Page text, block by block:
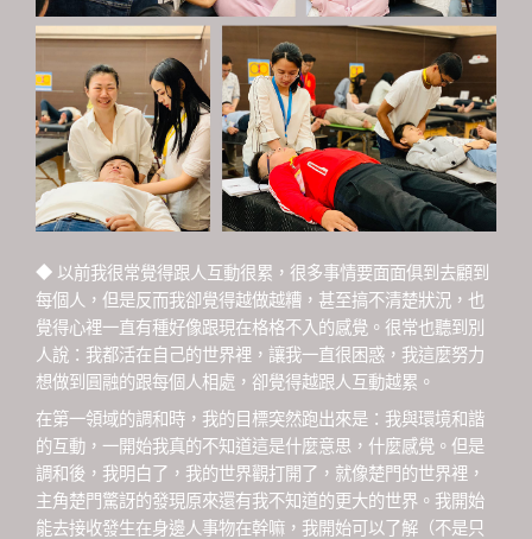
◆ 以前我很常覺得跟人互動很累，很多事情要面面俱到去顧到
每個人，但是反而我卻覺得越做越糟，甚至搞不清楚狀況，也
覺得心裡一直有種好像跟現在格格不入的感覺。很常也聽到別
人說：我都活在自己的世界裡，讓我一直很困惑，我這麼努力
想做到圓融的跟每個人相處，卻覺得越跟人互動越累。
在第一領域的調和時，我的目標突然跑出來是：我與環境和諧
的互動，一開始我真的不知道這是什麼意思，什麼感覺。但是
調和後，我明白了，我的世界觀打開了，就像楚門的世界裡，
主角楚門驚訝的發現原來還有我不知道的更大的世界。我開始
能去接收發生在身邊人事物在幹嘛，我開始可以了解（不是只